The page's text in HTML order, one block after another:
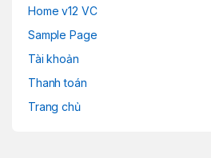
Home v12 VC
Sample Page
Tài khoản
Thanh toán
Trang chủ